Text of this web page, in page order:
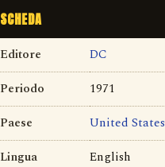
SCHEDA
Editore
DC
Periodo
1971
Paese
United States
Lingua
English